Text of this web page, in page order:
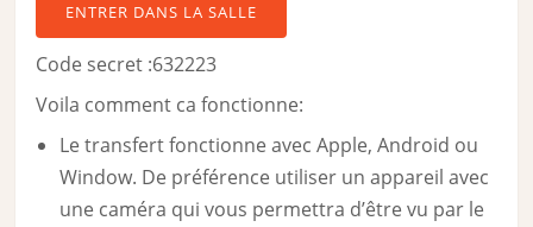
ENTRER DANS LA SALLE
Code secret :632223
Voila comment ca fonctionne:
Le transfert fonctionne avec Apple, Android ou
Window. De préférence utiliser un appareil avec
une caméra qui vous permettra d’être vu par le